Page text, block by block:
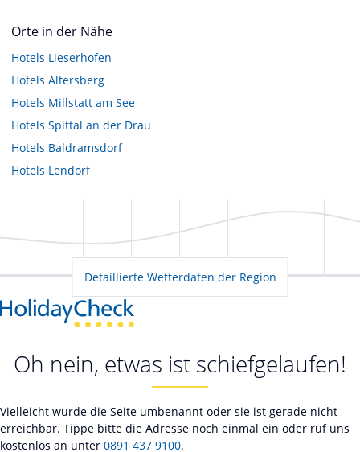
Orte in der Nähe
Hotels Lieserhofen
Hotels Altersberg
Hotels Millstatt am See
Hotels Spittal an der Drau
Hotels Baldramsdorf
Hotels Lendorf
Detaillierte Wetterdaten der Region
Oh nein, etwas ist schiefgelaufen!
Vielleicht wurde die Seite umbenannt oder sie ist gerade nicht
erreichbar. Tippe bitte die Adresse noch einmal ein oder ruf uns
kostenlos an unter 0891 437 9100.